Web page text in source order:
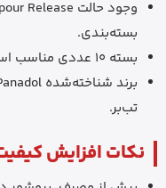
بسته‌بندی.
بسته 10 عددی مناسب استفاده دوره‌ای کوتاه‌مدت طبق بروشور.
تب‌بر.
نکات افزایش